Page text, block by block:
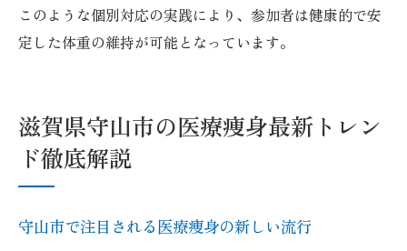
このような個別対応の実践により、参加者は健康的で安
定した体重の維持が可能となっています。
滋賀県守山市の医療痩身最新トレン
ド徹底解説
守山市で注目される医療痩身の新しい流行